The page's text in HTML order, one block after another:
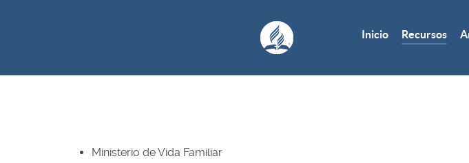
Inicio Recursos
Ministerio de Vida Familiar